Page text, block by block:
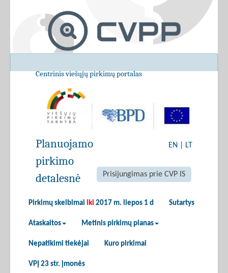
Centrinis viešųjų pirkimų portalas
EN LT
Prisijungimas prie CVP IS
Pirkimų skelbimai iki 2017 m. liepos 1 d Sutartys
Ataskaitos Metinis pirkimų planas
Nepatikimi tiekėjai Kuro pirkimai
VPĮ 23 str. įmonės
Planuojamo
pirkimo
detalesnė